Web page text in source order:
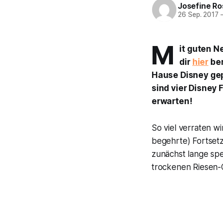
Josefine
26 Sep. 2017
M
it guten
dir hier
Hause Disney
sind vier Disney
erwarten!
So viel verraten
begehrte)
zunächst lange
trockenen Riesen-